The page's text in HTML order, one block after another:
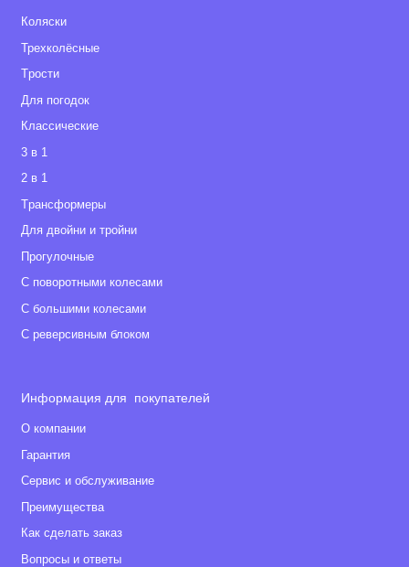
Коляски
Трехколёсные
Tрости
Для погодок
Классические
3 в 1
2 в 1
Tрансформеры
Для двойни и тройни
Прогулочные
С поворотными колесами
С большими колесами
С реверсивным блоком
Информация для покупателей
О компании
Гарантия
Сервис и обслуживание
Преимущества
Как сделать заказ
Вопросы и ответы